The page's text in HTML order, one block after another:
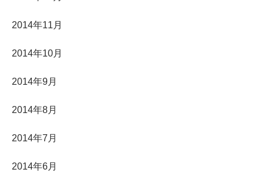
2014年11月
2014年10月
2014年9月
2014年8月
2014年7月
2014年6月